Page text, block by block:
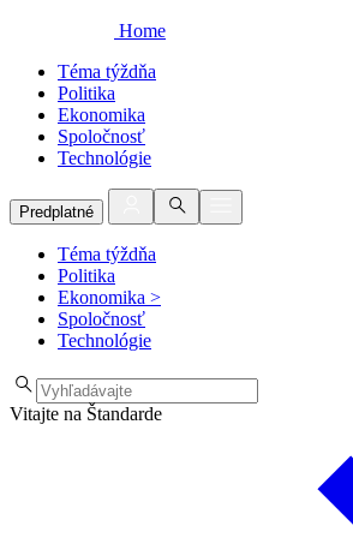
Home
Téma týždňa
Politika
Ekonomika
Spoločnosť
Technológie
Predplatné
Téma týždňa
Politika
Ekonomika >
Spoločnosť
Technológie
Vitajte na Štandarde